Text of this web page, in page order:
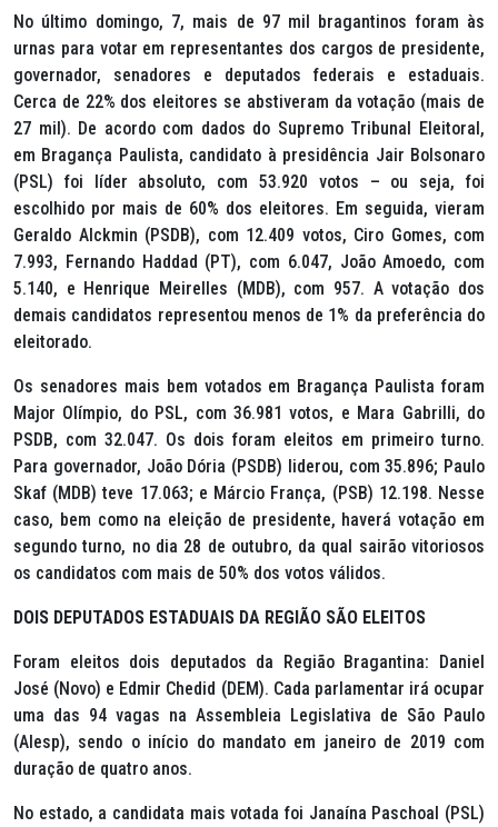
No último domingo, 7, mais de 97 mil bragantinos foram às
urnas para votar em representantes dos cargos de presidente,
governador, senadores e deputados federais e estaduais.
Cerca de 22% dos eleitores se abstiveram da votação (mais de
27 mil). De acordo com dados do Supremo Tribunal Eleitoral,
em Bragança Paulista, candidato à presidência Jair Bolsonaro
(PSL) foi líder absoluto, com 53.920 votos – ou seja, foi
escolhido por mais de 60% dos eleitores. Em seguida, vieram
Geraldo Alckmin (PSDB), com 12.409 votos, Ciro Gomes, com
7.993, Fernando Haddad (PT), com 6.047, João Amoedo, com
5.140, e Henrique Meirelles (MDB), com 957. A votação dos
demais candidatos representou menos de 1% da preferência do
eleitorado.
Os senadores mais bem votados em Bragança Paulista foram
Major Olímpio, do PSL, com 36.981 votos, e Mara Gabrilli, do
PSDB, com 32.047. Os dois foram eleitos em primeiro turno.
Para governador, João Dória (PSDB) liderou, com 35.896; Paulo
Skaf (MDB) teve 17.063; e Márcio França, (PSB) 12.198. Nesse
caso, bem como na eleição de presidente, haverá votação em
segundo turno, no dia 28 de outubro, da qual sairão vitoriosos
os candidatos com mais de 50% dos votos válidos.
DOIS DEPUTADOS ESTADUAIS DA REGIÃO SÃO ELEITOS
Foram eleitos dois deputados da Região Bragantina: Daniel
José (Novo) e Edmir Chedid (DEM). Cada parlamentar irá ocupar
uma das 94 vagas na Assembleia Legislativa de São Paulo
(Alesp), sendo o início do mandato em janeiro de 2019 com
duração de quatro anos.
No estado, a candidata mais votada foi Janaína Paschoal (PSL)